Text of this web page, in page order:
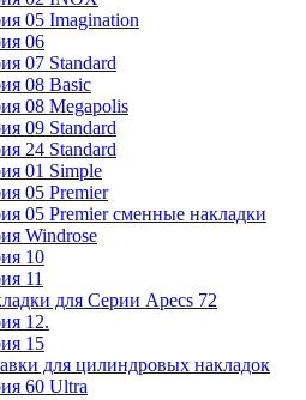
05 Imagination
06
07 Standard
08 Basic
08 Megapolis
09 Standard
24 Standard
01 Simple
05 Premier
05 Premier сменные накладки
Windrose
10
11
для Серии Apecs 72
12.
15
для цилиндровых накладок
60 Ultra